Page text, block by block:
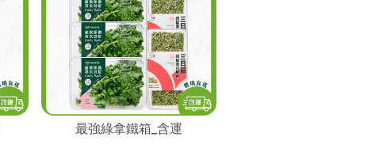
最強綠拿鐵箱_含運